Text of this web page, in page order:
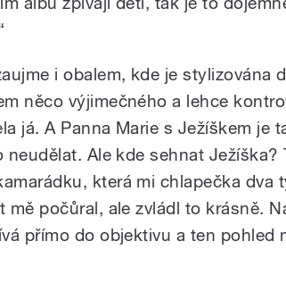
i obalem, kde je stylizována
něco výjimečného a lehce
já. A Panna Marie s Ježíškem je
neudělat. Ale kde sehnat Ježíška?
která mi chlapečka dva
mě počůral, ale zvládl to krásně.
přímo do objektivu a ten pohled